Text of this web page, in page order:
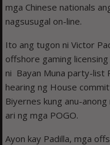
mga Chinese nationals
nagsusugal on-line.
Ito ang tugon ni Victor
offshore gaming
ni Bayan Muna party-list
hearing ng House
Biyernes kung anu-
ari ng mga POGO.
Ayon kay Padilla, mga